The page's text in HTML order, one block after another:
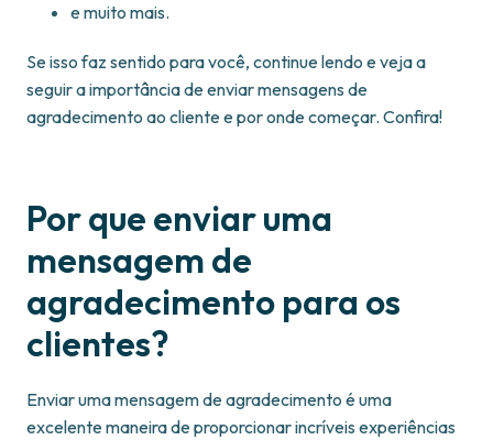
e muito mais.
Se isso faz sentido para você, continue lendo e veja a
seguir a importância de enviar mensagens de
agradecimento ao cliente e por onde começar. Confira!
Por que enviar uma
mensagem de
agradecimento para os
clientes?
Enviar uma mensagem de agradecimento é uma
excelente maneira de proporcionar incríveis experiências